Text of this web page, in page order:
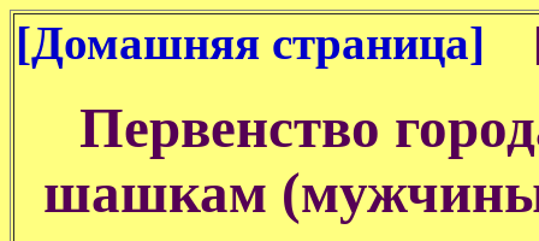
[Домашняя страница]
Первенство
шашкам